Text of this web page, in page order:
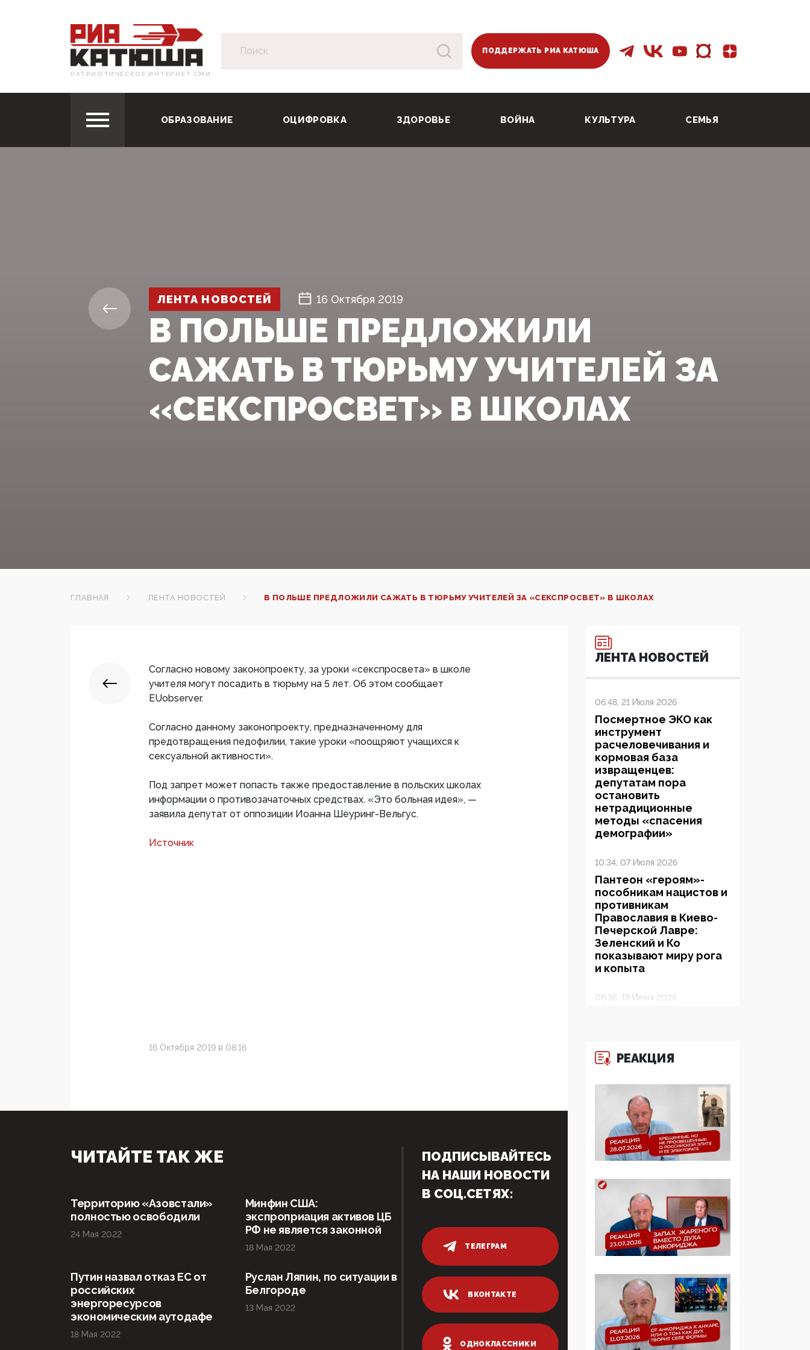
ПАТРИОТИЧЕСКОЕ ИНТЕРНЕТ СМИ
ПОДДЕРЖАТЬ РИА КАТЮША
ОБРАЗОВАНИЕ ОЦИФРОВКА ЗДОРОВЬЕ ВОЙНА КУЛЬТУРА СЕМЬЯ
ЛЕНТА НОВОСТЕЙ 16 Октября 2019
В ПОЛЬШЕ ПРЕДЛОЖИЛИ
САЖАТЬ В ТЮРЬМУ УЧИТЕЛЕЙ ЗА
«СЕКСПРОСВЕТ» В ШКОЛАХ
ГЛАВНАЯ ЛЕНТА НОВОСТЕЙ В ПОЛЬШЕ ПРЕДЛОЖИЛИ САЖАТЬ В ТЮРЬМУ УЧИТЕЛЕЙ ЗА «СЕКСПРОСВЕТ» В ШКОЛАХ
Согласно новому законопроекту, за уроки «секспросвета» в школе
учителя могут посадить в тюрьму на 5 лет. Об этом сообщает
EUobserver.
Согласно данному законопроекту, предназначенному для
предотвращения педофилии, такие уроки «поощряют учащихся к
сексуальной активности».
Под запрет может попасть также предоставление в польских школах
информации о противозачаточных средствах. «Это больная идея», —
заявила депутат от оппозиции Иоанна Шеуринг-Вельгус.
Источник
16 Октября 2019 в 08:16
ЛЕНТА НОВОСТЕЙ
06:48, 21 Июля 2026
Посмертное ЭКО как
инструмент
расчеловечивания и
кормовая база
извращенцев:
депутатам пора
остановить
нетрадиционные
методы «спасения
демографии»
10:34, 07 Июля 2026
Пантеон «героям»-
пособникам нацистов и
противникам
Православия в Киево-
Печерской Лавре:
Зеленский и Ко
показывают миру рога
и копыта
06:38, 19 Июня 2026
опекуны получают из
бюджета в 100 раз
многодетные семьи
05:00, 13 Июня 2026
Разбор учебника
Обществознания под
редакцией Медведева:
традиционные
ценности и немного
двоемыслия
11:53, 09 Июня 2026
Прокуратура наконец
увидела
экстремистскую
деятельность ИИТО
ЮНЕСКО в России, но
цифроглобалисты
продолжают
РЕАКЦИЯ
ЧИТАЙТЕ ТАК ЖЕ
Территорию «Азовстали»
полностью освободили
24 Мая 2022
Минфин США:
экспроприация активов ЦБ
РФ не является законной
18 Мая 2022
Путин назвал отказ ЕС от
российских
энергоресурсов
экономическим аутодафе
18 Мая 2022
Руслан Ляпин, по ситуации в
Белгороде
13 Мая 2022
ПОДПИСЫВАЙТЕСЬ
НА НАШИ НОВОСТИ
В СОЦ.СЕТЯХ:
ТЕЛЕГРАМ
ВКОНТАКТЕ
ОДНОКЛАССНИКИ